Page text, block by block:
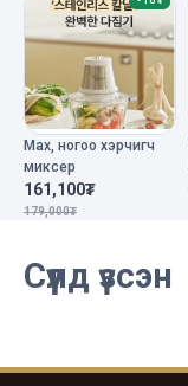
Мах, ногоо хэрчигч
миксер
161,100₮
179,000₮
Сүүлд үзсэн